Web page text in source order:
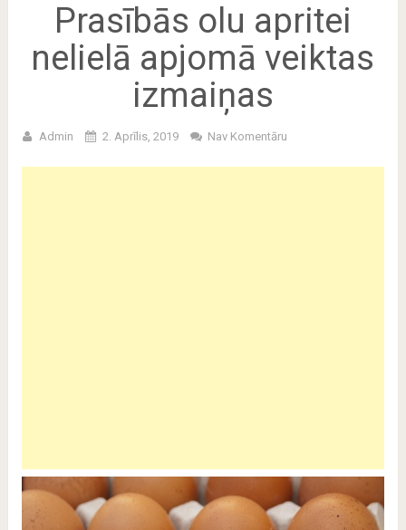
Prasībās olu apritei
nelielā apjomā veiktas
izmaiņas
Admin 2. Aprīlis, 2019 Nav Komentāru